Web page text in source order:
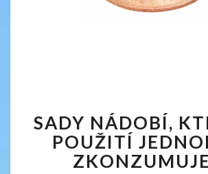
NÁDOBÍ,
KTERÉ
PO
POUŽITÍ
SADY NÁDOBÍ,
POUŽITÍ